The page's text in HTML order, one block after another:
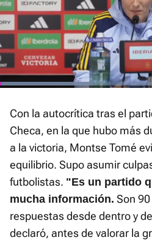
Time
Loaded
El sonido está
activarlo desde la
Con la autocrítica tras el
Checa, en la que hubo más
a la victoria, Montse Tomé
equilibrio. Supo asumir
futbolistas. "Es un partido
mucha información. Son
respuestas desde dentro y
declaró, antes de valorar la